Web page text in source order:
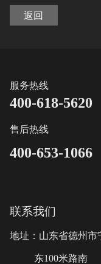
返回
服务热线
400-618-5620
售后热线
400-653-1066
联系我们
地址：山东省德州市
东100米路南